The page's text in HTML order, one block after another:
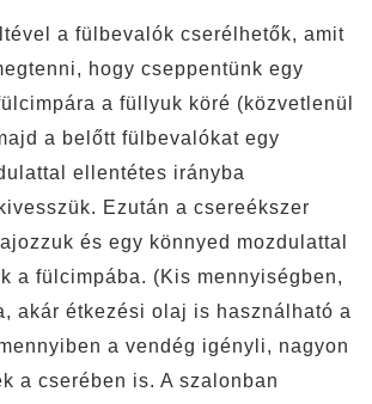
a fülbevalók cserélhetők, amit
hogy cseppentünk egy
a füllyuk köré (közvetlenül
a belőtt fülbevalókat egy
ellentétes irányba
Ezután a csereékszer
és egy könnyed mozdulattal
a fülcimpába. (Kis mennyiségben,
akár étkezési olaj is használható a
a vendég igényli, nagyon
a cserében is. A szalonban